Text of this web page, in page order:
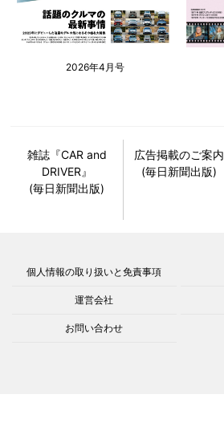
2026年4月号
雑誌『CAR and
DRIVER』
(毎日新聞出版)
広告掲載のご案内
(毎日新聞出版)
個人情報の取り扱いと免責事項
運営会社
お問い合わせ